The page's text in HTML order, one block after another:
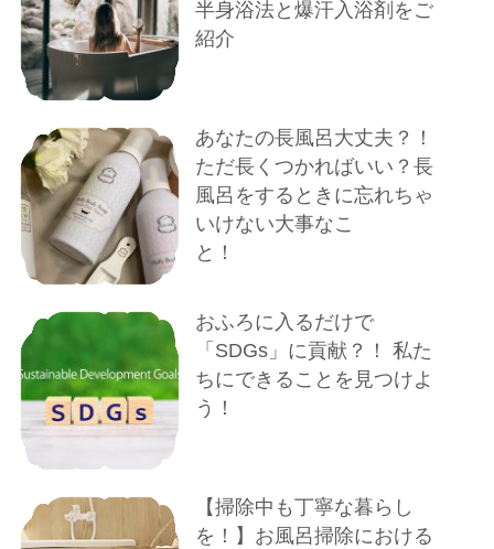
半身浴法と爆汗入浴剤をご
紹介
あなたの長風呂大丈夫？！
ただ長くつかればいい？長
風呂をするときに忘れちゃ
いけない大事なこ
と！
おふろに入るだけで
「SDGs」に貢献？！ 私た
ちにできることを見つけよ
う！
【掃除中も丁寧な暮らし
を！】お風呂掃除における